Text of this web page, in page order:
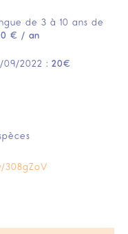
de 3 à 10 ans de
€ / an
09/2022 : 20€
308gZoV